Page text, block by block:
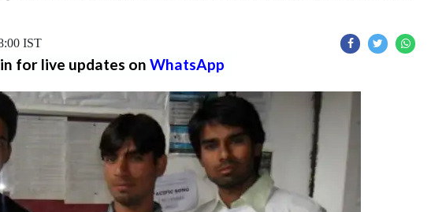
IST
for live updates on WhatsApp